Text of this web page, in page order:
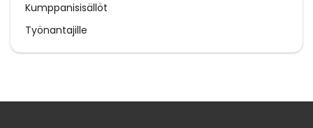
Kumppanisisällöt
Työnantajille